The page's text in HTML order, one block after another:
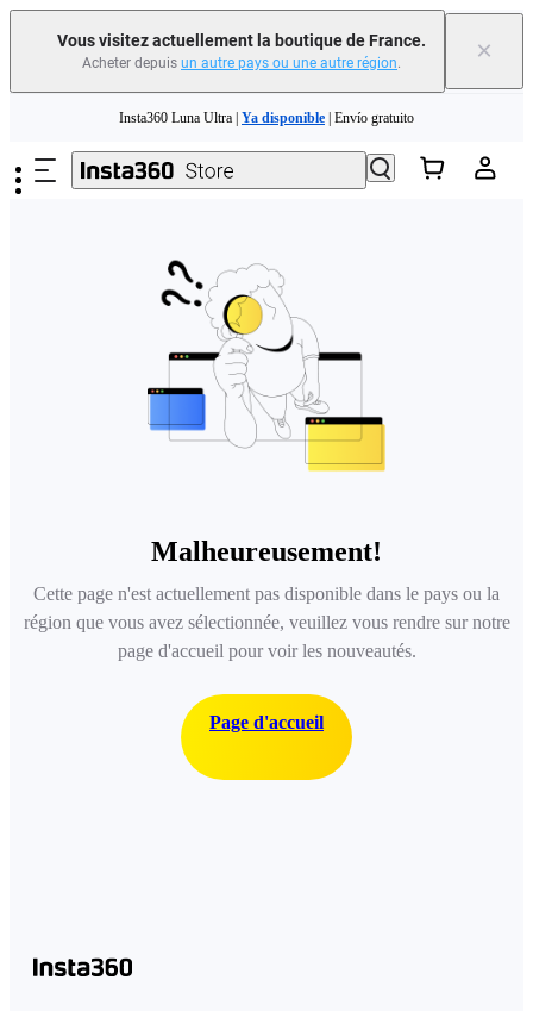
Vous visitez actuellement la boutique de France.
Acheter depuis un autre pays ou une autre région. ×
Need shopping help? | Chat with our experts now!
Insta360 Luna Ultra | Ya disponible | Envío gratuito
Malheureusement!
Cette page n'est actuellement pas disponible dans le pays ou la
région que vous avez sélectionnée, veuillez vous rendre sur notre
page d'accueil pour voir les nouveautés.
Page d'accueil